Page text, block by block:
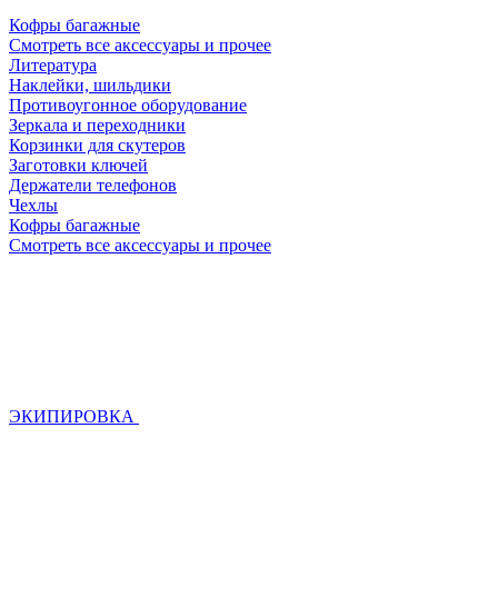
Кофры багажные
Смотреть все аксессуары и прочее
Литература
Наклейки, шильдики
Противоугонное оборудование
Зеркала и переходники
Корзинки для скутеров
Заготовки ключей
Держатели телефонов
Чехлы
Кофры багажные
Смотреть все аксессуары и прочее
ЭКИПИРОВКА